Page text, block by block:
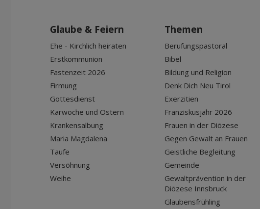
Glaube & Feiern
Ehe - Kirchlich heiraten
Erstkommunion
Fastenzeit 2026
Firmung
Gottesdienst
Karwoche und Ostern
Krankensalbung
Maria Magdalena
Taufe
Versöhnung
Weihe
Themen
Berufungspastoral
Bibel
Bildung und Religion
Denk Dich Neu Tirol
Exerzitien
Franziskusjahr 2026
Frauen in der Diözese
Gegen Gewalt an Frauen
Geistliche Begleitung
Gemeinde
Gewaltprävention in der
Diözese Innsbruck
Glaubensfrühling